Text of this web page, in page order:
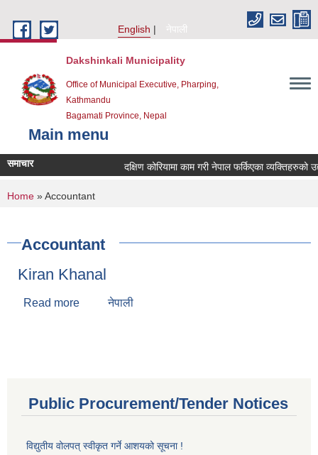
English
नेपाली
Dakshinkali Municipality
Office of Municipal Executive, Pharping,
Kathmandu
Bagamati Province, Nepal
Main menu
समाचार दक्षिण कोरियामा काम गरी नेपाल फर्किएका
You are here
Home » Accountant
Accountant
Kiran Khanal
Read more about Kiran Khanal
नेपाली
Public Procurement/Tender Notices
विद्युतीय वोलपत् स्वीकृत गर्ने आशयको सूचना !